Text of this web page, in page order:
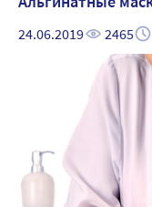
24.06.2019 2465